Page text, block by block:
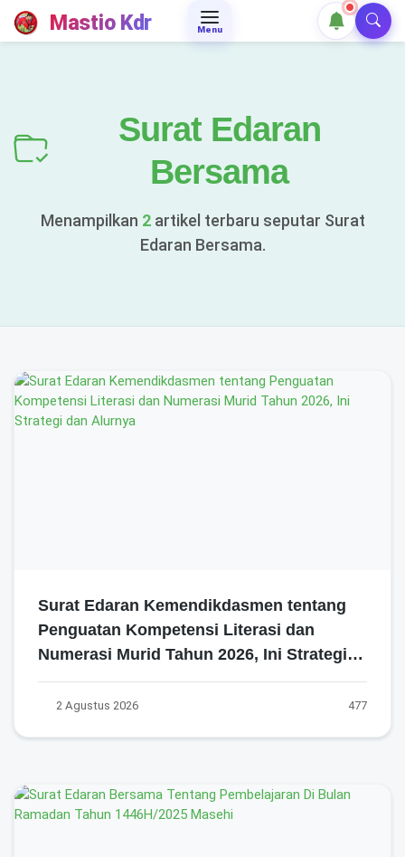
Mastio Kdr Menu
Surat Edaran
Bersama
Menampilkan 2artikel terbaru seputar Surat
Edaran Bersama.
Surat Edaran Kemendikdasmen tentang
Penguatan Kompetensi Literasi dan
Numerasi Murid Tahun 2026, Ini Strategi
dan Alurnya
2 Agustus 2026 477